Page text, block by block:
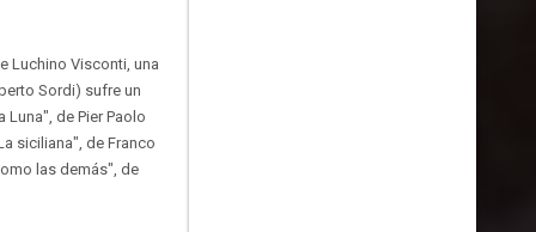
Luchino Visconti, una
Sordi) sufre un
de Pier Paolo
siciliana", de Franco
las demás", de